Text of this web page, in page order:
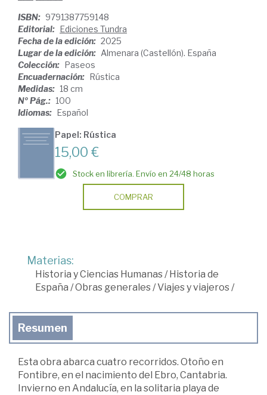
ISBN: 9791387759148
Editorial: Ediciones Tundra
Fecha de la edición: 2025
Lugar de la edición: Almenara (Castellón). España
Colección: Paseos
Encuadernación: Rústica
Medidas: 18 cm
Nº Pág.: 100
Idiomas: Español
Papel: Rústica
15,00 €
Stock en librería. Envío en 24/48 horas
COMPRAR
Materias:
Historia y Ciencias Humanas/Historia de
España /Obras generales/Viajes y viajeros/
Resumen
Esta obra abarca cuatro recorridos. Otoño en
Fontibre, en el nacimiento del Ebro, Cantabria.
Invierno en Andalucía, en la solitaria playa de